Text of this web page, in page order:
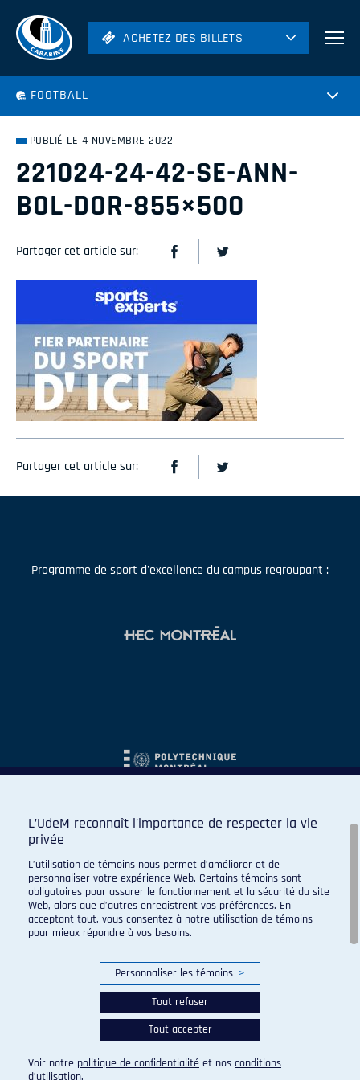
ACHETEZ DES BILLETS
ACHETEZ DES BILLETS
FOOTBALL
PUBLIÉ LE 4 NOVEMBRE 2022
221024-24-42-SE-ANN-
BOL-DOR-855×500
Partager cet article sur:
Partager cet article sur:
Programme de sport d'excellence du campus regroupant :
© 2026 Carabins de l'Université de Montréal. Tous droits
réservés.
Paramètres des témoins
L’UdeM reconnaît l’importance de respecter la vie
privée
L’utilisation de témoins nous permet d’améliorer et de
personnaliser votre expérience Web. Certains témoins sont
obligatoires pour assurer le fonctionnement et la sécurité du site
Web, alors que d’autres enregistrent vos préférences. En
acceptant tout, vous consentez à notre utilisation de témoins
pour mieux répondre à vos besoins.
Personnaliser les témoins >
Tout refuser
Tout accepter
Voir notre politique de confidentialité et nos conditions
d’utilisation.